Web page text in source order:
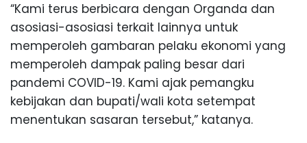
“Kami terus berbicara dengan Organda dan
asosiasi-asosiasi terkait lainnya untuk
memperoleh gambaran pelaku ekonomi yang
memperoleh dampak paling besar dari
pandemi COVID-19. Kami ajak pemangku
kebijakan dan bupati/wali kota setempat
menentukan sasaran tersebut,” katanya.